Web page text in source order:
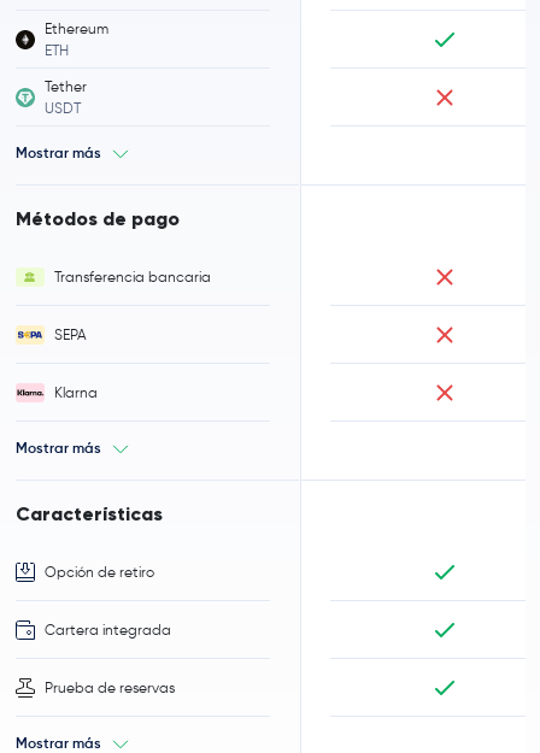
Ethereum
ETH
Tether
USDT
Mostrar más
Métodos de pago
Transferencia bancaria
SEPA
Klarna
Mostrar más
Características
Opción de retiro
Cartera integrada
Prueba de reservas
Mostrar más